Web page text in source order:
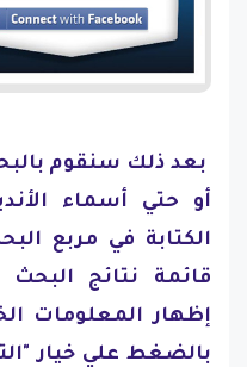
بعد ذلك سنقوم
أو حتي أسماء
الكتابة في مربع
قائمة نتائج
إظهار المعلومات
بالضغط علي خيار